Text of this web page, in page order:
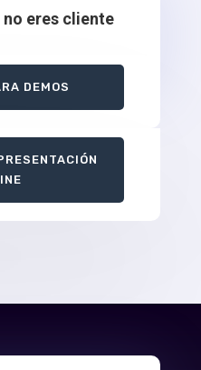
eres cliente
DEMOS